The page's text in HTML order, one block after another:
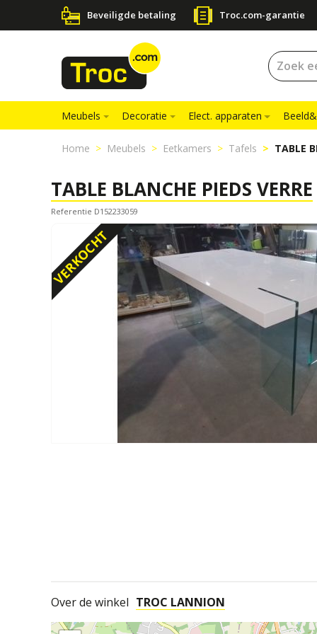
Beveiligde betaling Troc.com-garantie
Meubels Decoratie Elect. apparaten
Home Meubels Eetkamers Tafels TABLE
TABLE BLANCHE PIEDS VERRE
Referentie D152233059
VERKOCHT
Over de winkel TROC LANNION